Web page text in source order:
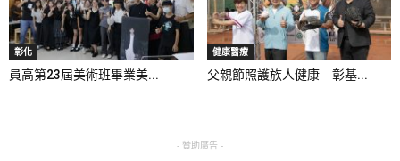
彰化
員高第23屆美術班畢業美...
健康醫療
父親節照護族人健康 彰基...
- 贊助廣告 -